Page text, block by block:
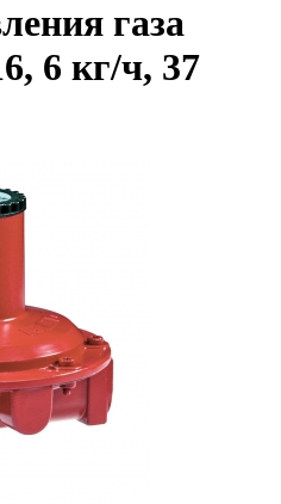
газа
6 кг/ч, 37